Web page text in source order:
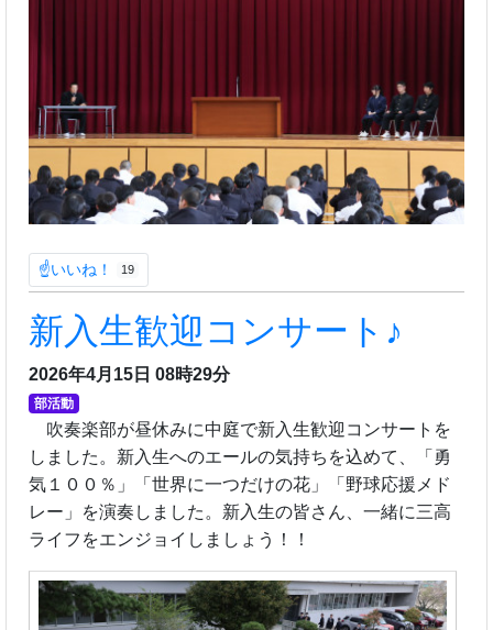
☝いいね！ 19
新入生歓迎コンサート♪
2026年4月15日 08時29分
部活動
吹奏楽部が昼休みに中庭で新入生歓迎コンサートを
しました。新入生へのエールの気持ちを込めて、「勇
気１００％」「世界に一つだけの花」「野球応援メド
レー」を演奏しました。新入生の皆さん、一緒に三高
ライフをエンジョイしましょう！！